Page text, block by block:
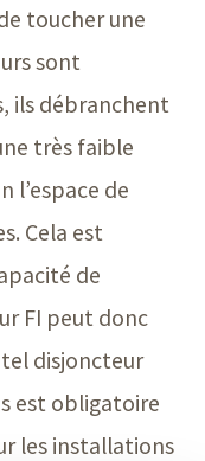
toucher une
sont
ils débranchent
très faible
l’espace de
Cela est
de
FI peut donc
tel disjoncteur
est obligatoire
les installations